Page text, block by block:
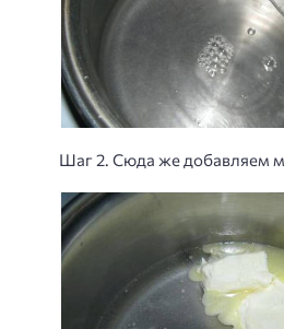
Шаг 2. Сюда же добавляем